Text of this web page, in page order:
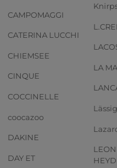
CAMPOMAGGI
CATERINA LUCCHI
CHIEMSEE
CINQUE
COCCINELLE
coocazoo
DAKINE
DAY ET
LA
Lässig